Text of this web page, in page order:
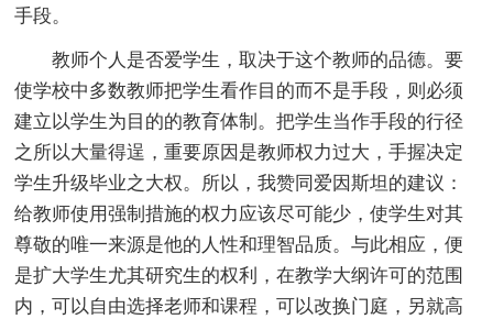
手段。
教师个人是否爱学生，取决于这个教师的品德。要
使学校中多数教师把学生看作目的而不是手段，则必须
建立以学生为目的的教育体制。把学生当作手段的行径
之所以大量得逞，重要原因是教师权力过大，手握决定
学生升级毕业之大权。所以，我赞同爱因斯坦的建议：
给教师使用强制措施的权力应该尽可能少，使学生对其
尊敬的唯一来源是他的人性和理智品质。与此相应，便
是扩大学生尤其研究生的权利，在教学大纲许可的范围
内，可以自由选择老师和课程，可以改换门庭，另就高